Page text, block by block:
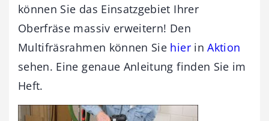
können Sie das Einsatzgebiet Ihrer
Oberfräse massiv erweitern! Den
Multifräsrahmen können Sie hierinAktion
sehen. Eine genaue Anleitung finden Sie im
Heft.